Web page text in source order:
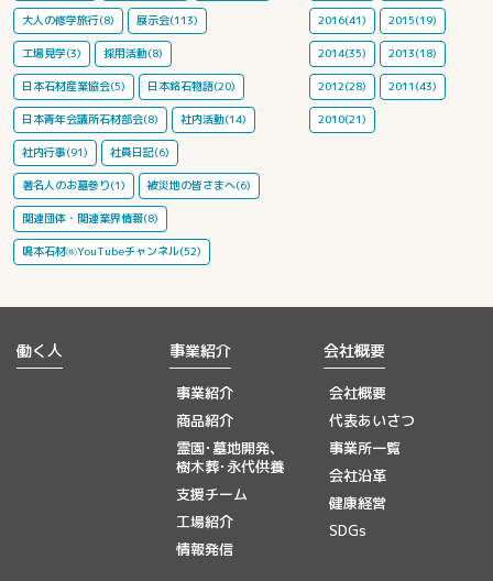
大人の修学旅行(8) 展示会(113)
工場見学(3) 採用活動(8)
日本石材産業協会(5) 日本銘石物語(20)
日本青年会議所石材部会(8) 社内活動(14)
社内行事(91) 社員日記(6)
著名人のお墓参り(1) 被災地の皆さまへ(6)
関連団体・関連業界情報(8)
鳴本石材㈱YouTubeチャンネル(52)
2016(41) 2015(19)
2014(35) 2013(18)
2012(28) 2011(43)
2010(21)
働く人 事業紹介
事業紹介
商品紹介
霊園･墓地開発、
樹木葬･永代供養
支援チーム
工場紹介
情報発信
会社概要
会社概要
代表あいさつ
事業所一覧
会社沿革
健康経営
SDGs